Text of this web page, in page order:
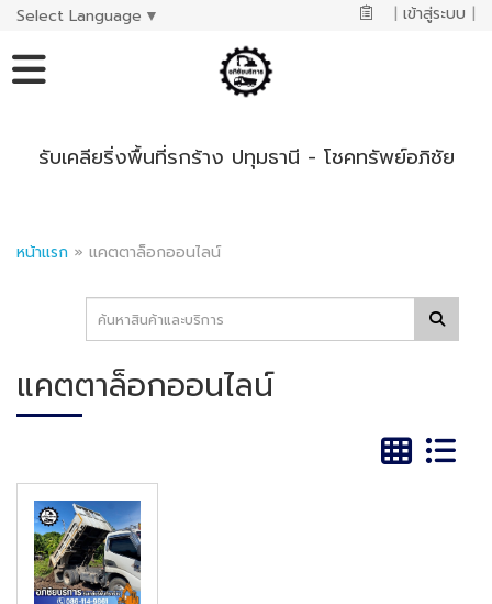
Select Language ▼ | เข้าสู่ระบบ |
รับเคลียริ่งพื้นที่รกร้าง ปทุมธานี - โชคทรัพย์อภิชัย
หน้าแรก » แคตตาล็อกออนไลน์
แคตตาล็อกออนไลน์